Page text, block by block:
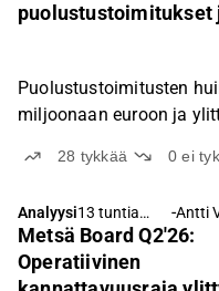
puolustustoimitukset
Puolustustoimitusten
miljoonaan euroon ja
28 tykkää 0ei
Analyysi13 tuntia
sitten
-
Metsä Board Q2'26:
Operatiivinen